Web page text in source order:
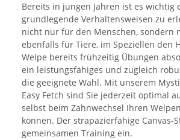
Bereits in jungen Jahren ist es wichtig
grundlegende Verhaltensweisen zu
nicht nur für den Menschen, sondern
ebenfalls für Tiere, im Speziellen den
Welpe bereits frühzeitig Übungen
ein leistungsfähiges und zugleich
die geeignete Wahl. Mit unserem
Easy Fetch sind Sie jederzeit optimal
selbst beim Zahnwechsel Ihren
können. Der strapazierfähige Canvas-
gemeinsamen Training ein.